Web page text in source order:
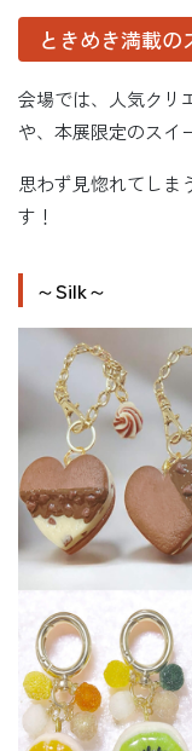
ときめき満載
会場では、人気クリ
や、本展限定のスイ
思わず見惚れてしま
す！
～Silk～